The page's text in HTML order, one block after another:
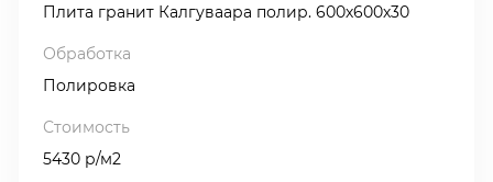
Плита гранит Калгуваара полир. 600х600х30
Полировка
5430 р/м2